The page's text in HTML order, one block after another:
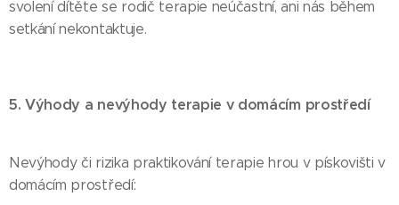
svolení dítěte se rodič terapie neúčastní, ani nás během
setkání nekontaktuje.
5. Výhody a nevýhody terapie v domácím prostředí
Nevýhody či rizika praktikování terapie hrou v pískovišti v
domácím prostředí: